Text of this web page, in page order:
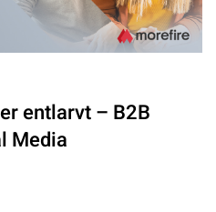
entlarvt – B2B
Media